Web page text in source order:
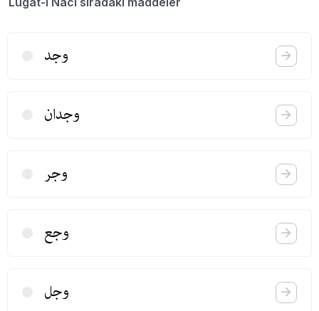
وجد
وجدان
وجر
وجع
وجل